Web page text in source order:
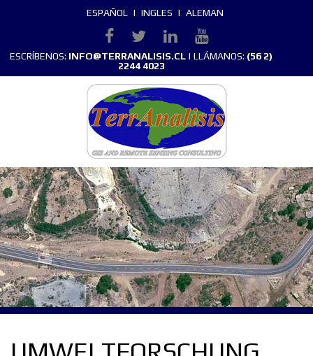
ESPAÑOL | INGLES | ALEMAN
ESCRÍBENOS: INFO@TERRANALISIS.CL | LLÁMANOS: (56 2)
2244 4023